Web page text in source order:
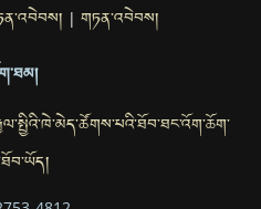
| གཏན་འབེབས།